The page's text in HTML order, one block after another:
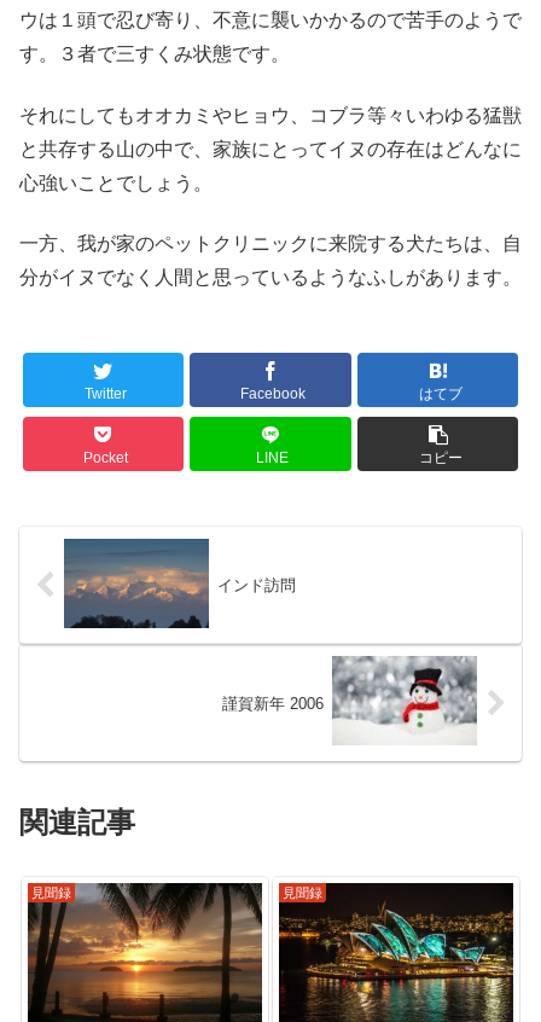
ウは１頭で忍び寄り、不意に襲いかかるので苦手のようで
す。３者で三すくみ状態です。
それにしてもオオカミやヒョウ、コブラ等々いわゆる猛獣
と共存する山の中で、家族にとってイヌの存在はどんなに
心強いことでしょう。
一方、我が家のペットクリニックに来院する犬たちは、自
分がイヌでなく人間と思っているようなふしがあります。
Twitter Facebook はてブ
Pocket LINE コピー
インド訪問
謹賀新年 2006
関連記事
見聞録 見聞録